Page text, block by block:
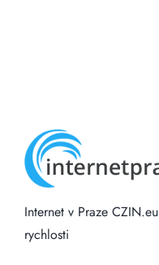
Internet v Praze CZIN.eu
rychlosti